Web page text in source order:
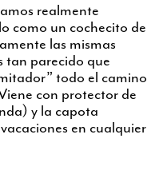
realmente
como un cochecito de
las mismas
tan parecido que
todo el camino
con protector de
y la capota
en cualquier